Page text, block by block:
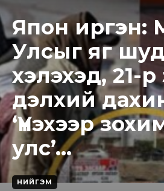
Япон иргэн:
Улсыг яг
хэлэхэд, 21-
дэлхий
‘Үнэхээр
улс’…
НИЙГЭМ